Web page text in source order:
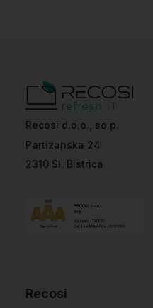
Recosi d.o.o., so.p.
Partizanska 24
2310 Sl. Bistrica
Recosi